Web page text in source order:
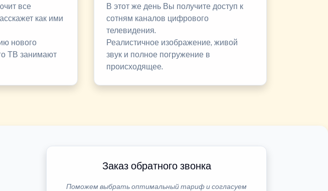
все
как ими
нового
ТВ занимают
В этот же день Вы получите доступ к
сотням каналов цифрового
телевидения.
Реалистичное изображение, живой
звук и полное погружение в
происходящее.
Заказ обратного звонка
Поможем выбрать оптимальный тариф и согласуем